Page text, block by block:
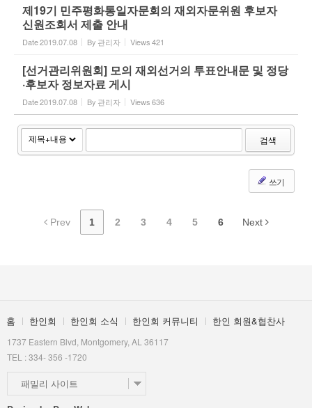
제19기 민주평화통일자문회의 재외자문위원 후보자
신원조회서 제출 안내
Date2019.07.08 By 관리자 Views421
[선거관리위원회] 모의 재외선거의 투표안내문 및 정당
·후보자 정보자료 게시
Date2019.07.08 By 관리자 Views636
검색
쓰기
Prev 1 2 3 4 5 6 Next
홈 한인회 한인회 소식 한인회 커뮤니티 한인 회원&협찬사
1737 Eastern Blvd, Montgomery, AL 36117
TEL : 334- 356 -1720
패밀리 사이트